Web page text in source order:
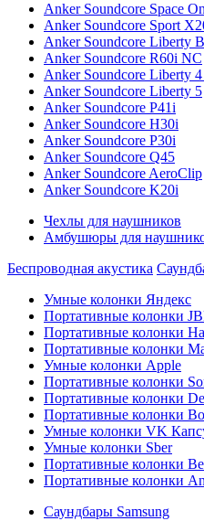
Anker Soundcore Space
Anker Soundcore Sport
Anker Soundcore Liberty
Anker Soundcore R60i NC
Anker Soundcore Liberty
Anker Soundcore Liberty 5
Anker Soundcore P41i
Anker Soundcore H30i
Anker Soundcore P30i
Anker Soundcore Q45
Anker Soundcore AeroClip
Anker Soundcore K20i
Чехлы для наушников
Амбушюры для
Беспроводная акустика
Умные колонки Яндекс
Портативные колонки
Портативные колонки
Портативные колонки
Умные колонки Apple
Портативные колонки
Портативные колонки
Портативные колонки
Умные колонки VK
Умные колонки Sber
Портативные колонки
Портативные колонки
Саундбары Samsung